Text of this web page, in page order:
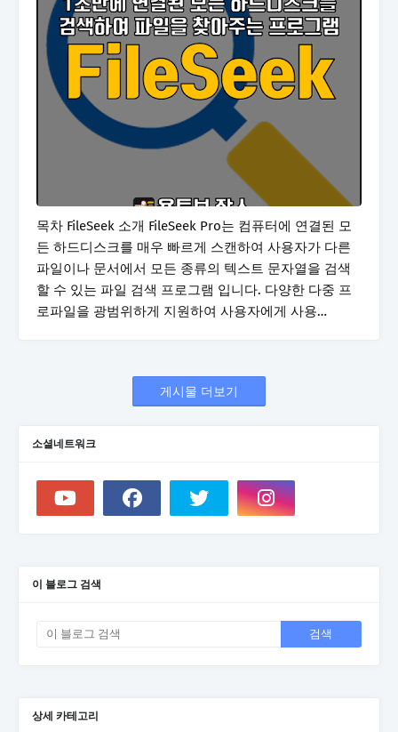
목차 FileSeek 소개 FileSeek Pro는 컴퓨터에 연결된 모
든 하드디스크를 매우 빠르게 스캔하여 사용자가 다른
파일이나 문서에서 모든 종류의 텍스트 문자열을 검색
할 수 있는 파일 검색 프로그램 입니다. 다양한 다중 프
로파일을 광범위하게 지원하여 사용자에게 사용…
게시물 더보기
소셜네트워크
이 블로그 검색
상세 카테고리